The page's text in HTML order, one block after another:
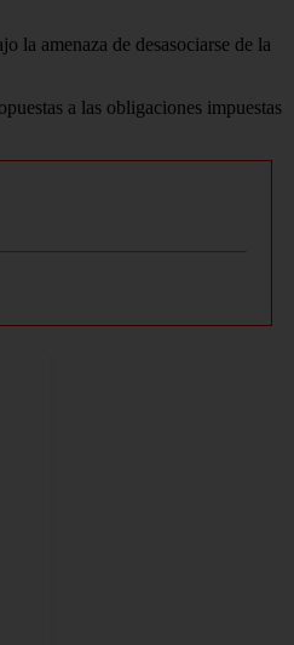
la amenaza de desasociarse de la
a las obligaciones impuestas